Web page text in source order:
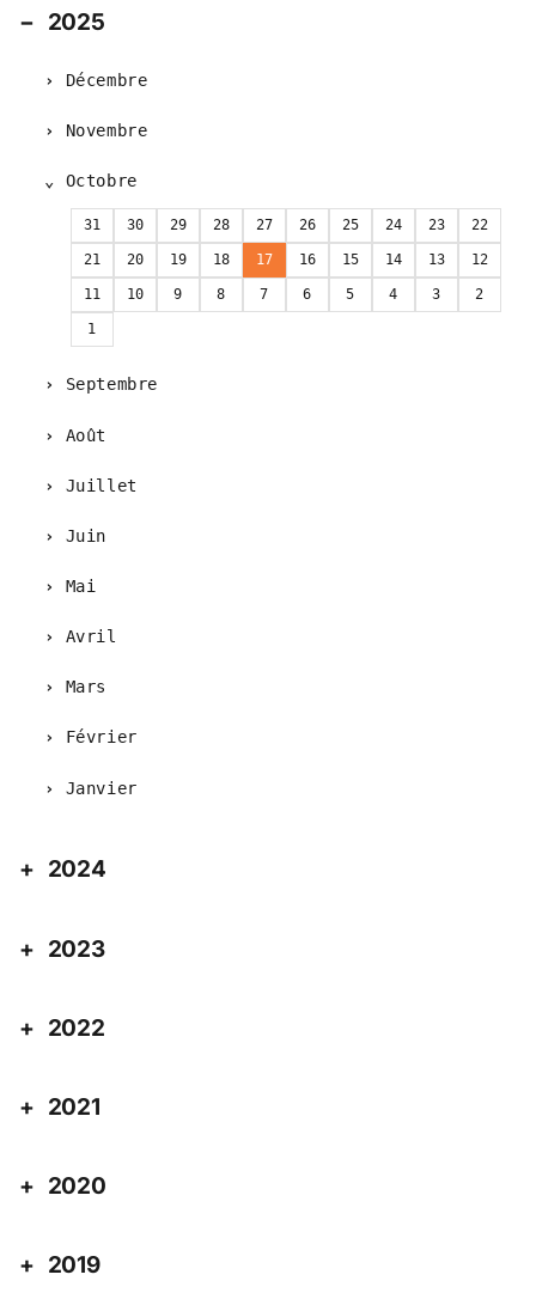
2025
Décembre
Novembre
Octobre
31 30 29 28 27 26 25 24 23 22
21 20 19 18 17 16 15 14 13 12
11 10 9 8 7 6 5 4 3 2
1
Septembre
Août
Juillet
Juin
Mai
Avril
Mars
Février
Janvier
2024
2023
2022
2021
2020
2019